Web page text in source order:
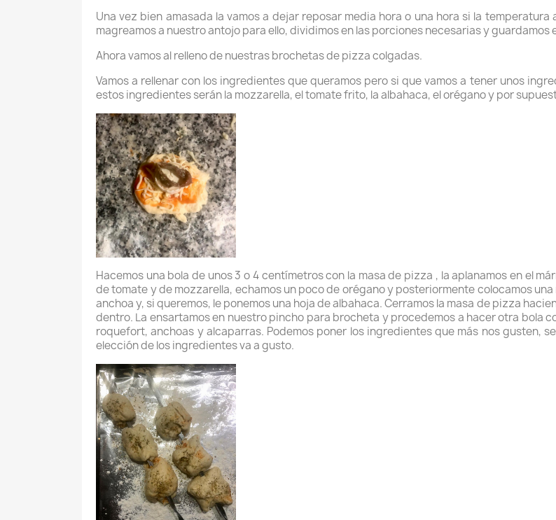
Una vez bien amasada la vamos a dejar reposar media hora o una hora si la
magreamos a nuestro antojo para ello, dividimos en las porciones necesarias y guardamos
Ahora vamos al relleno de nuestras brochetas de pizza colgadas.
Vamos a rellenar con los ingredientes que queramos pero si que vamos a tener unos
estos ingredientes serán la mozzarella, el tomate frito, la albahaca, el orégano y por
Hacemos una bola de unos 3 o 4 centímetros con la masa de pizza , la aplanamos en el
de tomate y de mozzarella, echamos un poco de orégano y posteriormente colocamos
anchoa y, si queremos, le ponemos una hoja de albahaca. Cerramos la masa de pizza
dentro. La ensartamos en nuestro pincho para brocheta y procedemos a hacer otra bola
roquefort, anchoas y alcaparras. Podemos poner los ingredientes que más nos gusten,
elección de los ingredientes va a gusto.